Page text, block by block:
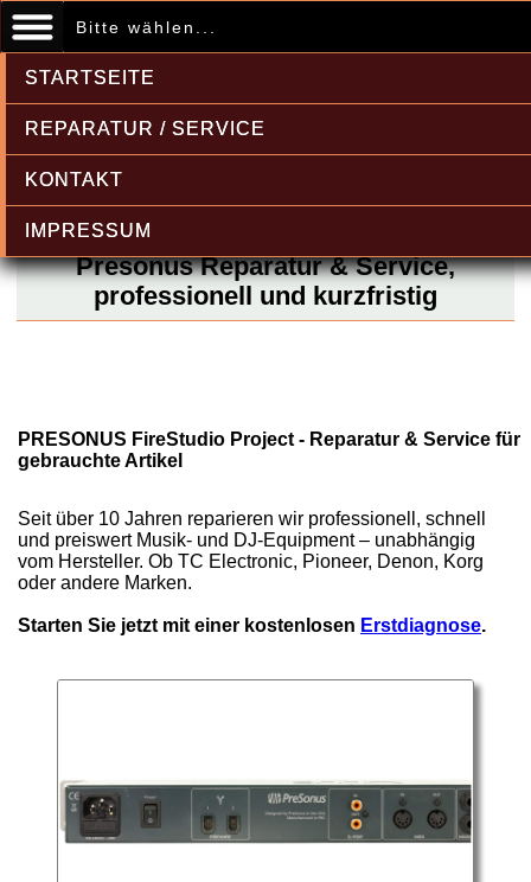
Bitte wählen...
STARTSEITE
REPARATUR / SERVICE
KONTAKT
IMPRESSUM
Presonus Reparatur & Service,
professionell und kurzfristig
PRESONUS FireStudio Project - Reparatur & Service für
gebrauchte Artikel
Seit über 10 Jahren reparieren wir professionell, schnell
und preiswert Musik- und DJ-Equipment – unabhängig
vom Hersteller. Ob TC Electronic, Pioneer, Denon, Korg
oder andere Marken.
Starten Sie jetzt mit einer kostenlosen Erstdiagnose.